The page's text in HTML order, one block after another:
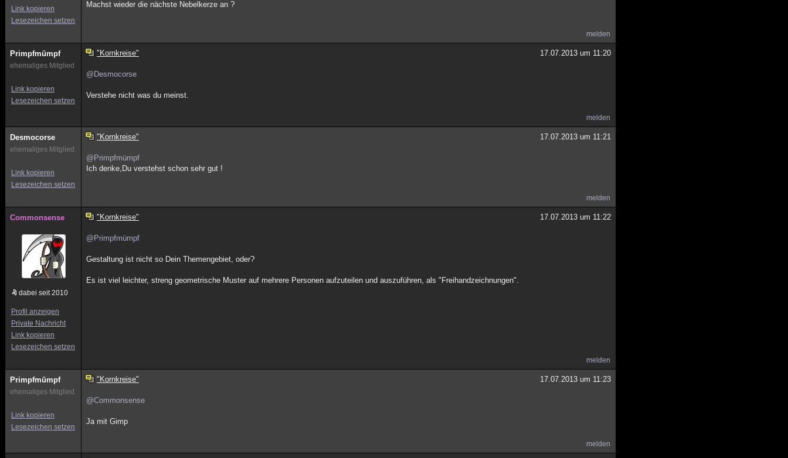
Link kopieren
Lesezeichen setzen
Machst wieder die nächste Nebelkerze an ?
melden
Primpfmümpf
ehemaliges Mitglied
Link kopieren
Lesezeichen setzen
"Kornkreise" 17.07.2013 um 11:20
@Desmocorse
Verstehe nicht was du meinst.
melden
Desmocorse
ehemaliges Mitglied
Link kopieren
Lesezeichen setzen
"Kornkreise" 17.07.2013 um 11:21
@Primpfmümpf
Ich denke,Du verstehst schon sehr gut !
melden
Commonsense
dabei seit 2010
Profil anzeigen
Private Nachricht
Link kopieren
Lesezeichen setzen
"Kornkreise" 17.07.2013 um 11:22
@Primpfmümpf
Gestaltung ist nicht so Dein Themengebiet, oder?
Es ist viel leichter, streng geometrische Muster auf mehrere Personen aufzuteilen und auszuführen, als "Freihandzeichnungen".
melden
Primpfmümpf
ehemaliges Mitglied
Link kopieren
Lesezeichen setzen
"Kornkreise" 17.07.2013 um 11:23
@Commonsense
Ja mit Gimp
melden